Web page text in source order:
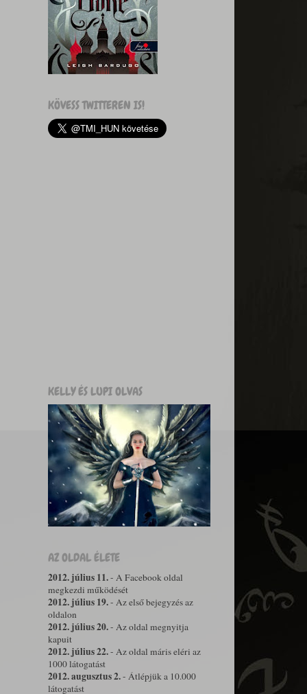
KÖVESS TWITTEREN IS!
KELLY ÉS LUPI OLVAS
AZ OLDAL ÉLETE
2012. július 11.- A Facebook oldal
megkezdi működését
2012. július 19.- Az első bejegyzés az
oldalon
2012. július 20.- Az oldal megnyitja
kapuit
2012. július 22.- Az oldal máris eléri az
1000 látogatást
2012. augusztus 2.- Átlépjük a 10.000
látogatást